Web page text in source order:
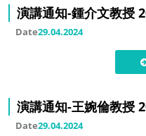
演講通知-鍾介文教授
Date29.04.2024
演講通知-王婉倫教授
Date29.04.2024